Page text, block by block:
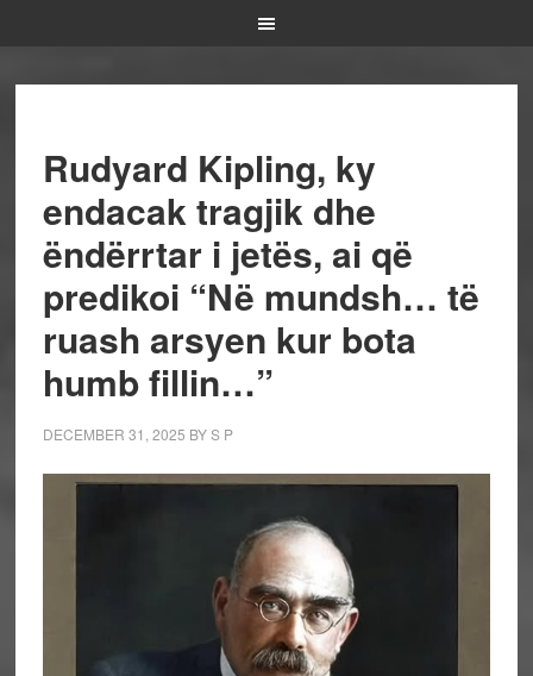
Rudyard Kipling, ky
endacak tragjik dhe
ëndërrtar i jetës, ai që
predikoi “Në mundsh… të
ruash arsyen kur bota
humb fillin…”
DECEMBER 31, 2025 BYS P